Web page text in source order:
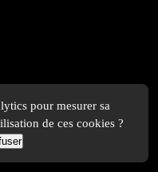
pour mesurer sa
de ces cookies ?